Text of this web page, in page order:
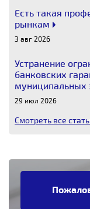
Есть такая
рынкам
3 авг 2026
Устранение
банковских
муниципальных
29 июл 2026
Смотреть все